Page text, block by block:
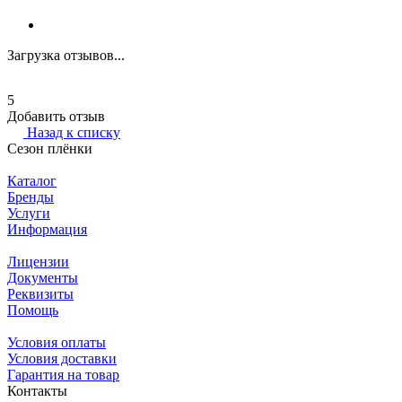
Загрузка отзывов...
5
Добавить отзыв
Назад к списку
Сезон плёнки
Каталог
Бренды
Услуги
Информация
Лицензии
Документы
Реквизиты
Помощь
Условия оплаты
Условия доставки
Гарантия на товар
Контакты